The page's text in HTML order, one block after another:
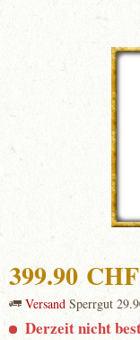
399.90 CHF
VersandSperrgut
Derzeit nicht